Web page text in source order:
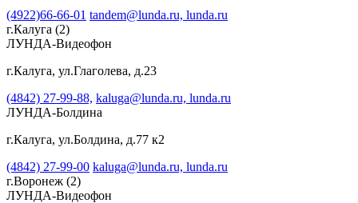
(4922)66-66-01 tandem@lunda.ru, lunda.ru
г.Калуга (2)
ЛУНДА-Видеофон
г.Калуга, ул.Глаголева, д.23
(4842) 27-99-88, kaluga@lunda.ru, lunda.ru
ЛУНДА-Болдина
г.Калуга, ул.Болдина, д.77 к2
(4842) 27-99-00 kaluga@lunda.ru, lunda.ru
г.Воронеж (2)
ЛУНДА-Видеофон